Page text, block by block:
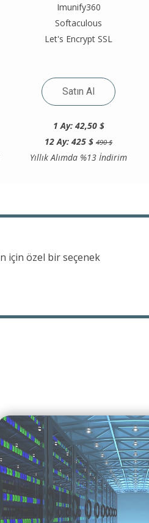
Imunify360
Softaculous
Let's Encrypt SSL
Satın Al
1 Ay: 42,50 $
12 Ay: 425 $490 $
Yıllık Alımda %13 İndirim
için özel bir seçenek